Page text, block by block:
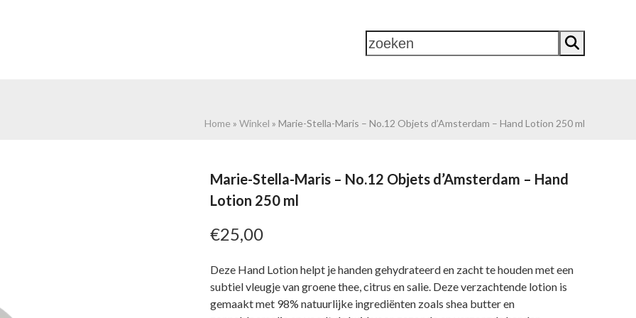
zoeken
Home » Winkel » Marie-Stella-Maris – No.12 Objets d’Amsterdam – Hand Lotion 250 ml
Marie-Stella-Maris – No.12 Objets d’Amsterdam – Hand
Lotion 250 ml
€25,00
Deze Hand Lotion helpt je handen gehydrateerd en zacht te houden met een
subtiel vleugje van groene thee, citrus en salie. Deze verzachtende lotion is
gemaakt met 98% natuurlijke ingrediënten zoals shea butter en